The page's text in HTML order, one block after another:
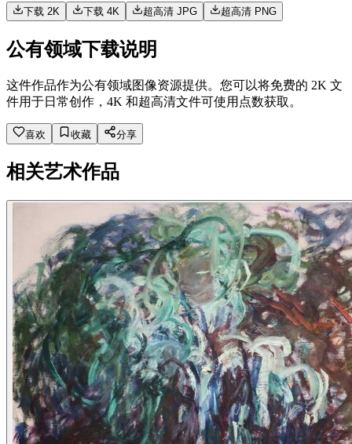
下载 2K 下载 4K 超高清 JPG 超高清 PNG
公有领域下载说明
这件作品作为公有领域图像资源提供。您可以将免费的 2K 文
件用于日常创作，4K 和超高清文件可使用点数获取。
喜欢 收藏 分享
相关艺术作品